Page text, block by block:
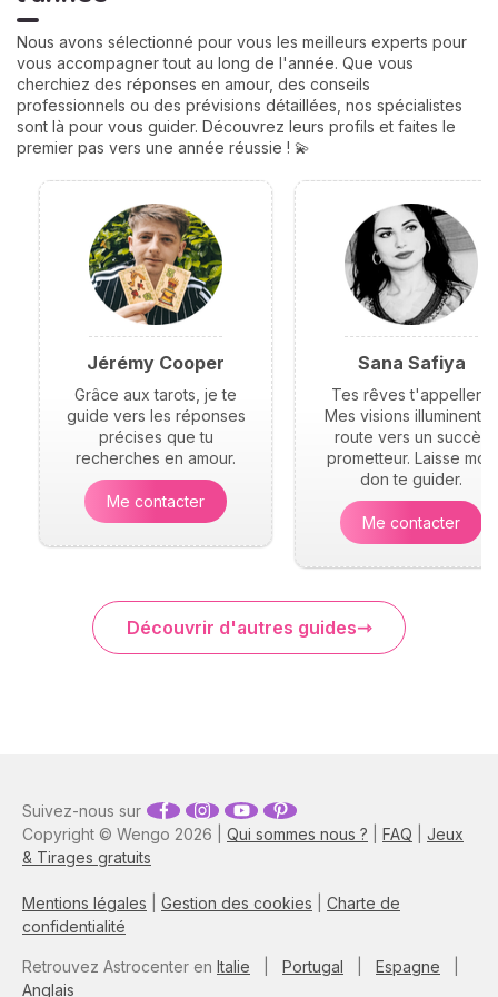
Nous avons sélectionné pour vous les meilleurs experts pour
vous accompagner tout au long de l'année. Que vous
cherchiez des réponses en amour, des conseils
professionnels ou des prévisions détaillées, nos spécialistes
sont là pour vous guider. Découvrez leurs profils et faites le
premier pas vers une année réussie ! 💫
Jérémy Cooper
Grâce aux tarots, je te
guide vers les réponses
précises que tu
recherches en amour.
Me contacter
Sana Safiya
Tes rêves t'appellent.
Mes visions illuminent ta
route vers un succès
prometteur. Laisse mon
don te guider.
Me contacter
Découvrir d'autres guides
Copyright © Wengo 2026 | Qui sommes nous ? FAQ
Jeux
& Tirages gratuits
Mentions légales Gestion des cookies
Charte de
confidentialité
Suivez-nous sur
Retrouvez Astrocenter en Italie Portugal Espagne
Anglais